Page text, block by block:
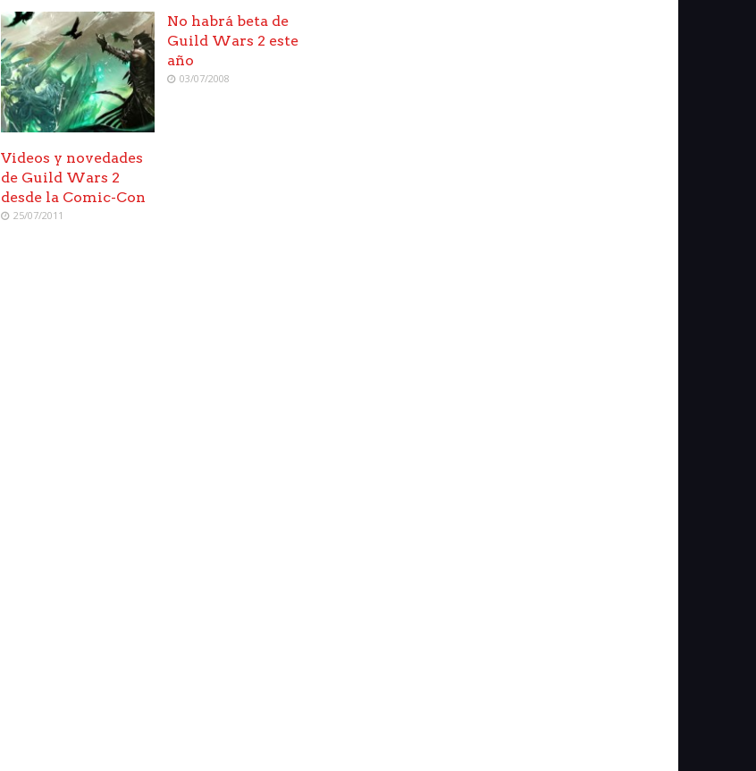
Videos y novedades
de Guild Wars 2
desde la Comic-Con
25/07/2011
No habrá beta de
Guild Wars 2 este
año
03/07/2008